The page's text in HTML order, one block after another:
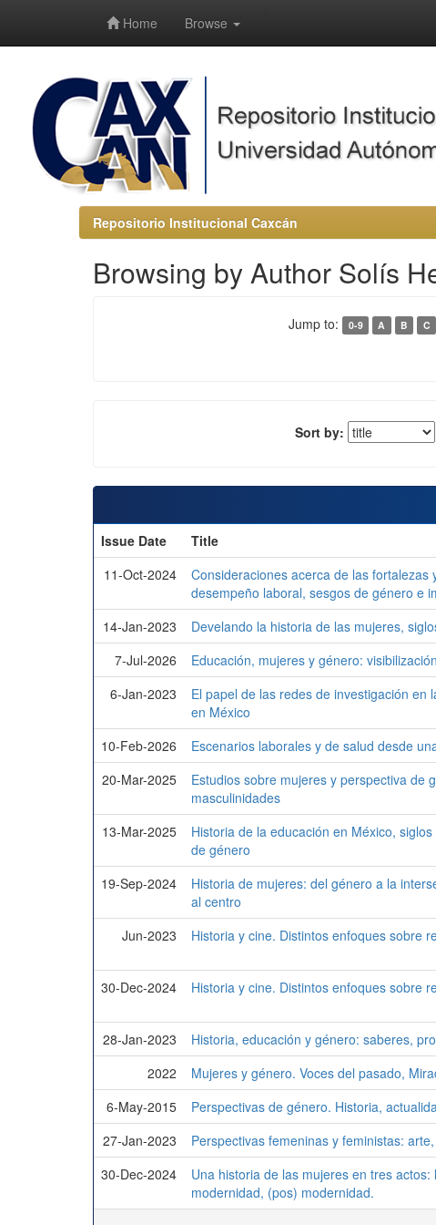
Home Browse
Repositorio Institucional Caxcán
Browsing by Author Solís
Jump to: 0-9 A B C
Sort by:
Issue Date
Title
11-Oct-2024
Consideraciones acerca de las
desempeño laboral, sesgos de género e
14-Jan-2023
Develando la historia de las mujeres,
7-Jul-2026
Educación, mujeres y género:
6-Jan-2023
El papel de las redes de investigación en
en México
10-Feb-2026 Escenarios laborales y de salud desde
20-Mar-2025
Estudios sobre mujeres y perspectiva de
masculinidades
13-Mar-2025
Historia de la educación en México,
de género
19-Sep-2024
Historia de mujeres: del género a la
al centro
Jun-2023 Historia y cine. Distintos enfoques sobre
30-Dec-2024
Historia y cine. Distintos enfoques sobre
28-Jan-2023
Historia, educación y género: saberes,
2022
Mujeres y género. Voces del pasado,
6-May-2015
Perspectivas de género. Historia,
27-Jan-2023
Perspectivas femeninas y feministas:
30-Dec-2024
Una historia de las mujeres en tres
modernidad, (pos) modernidad.